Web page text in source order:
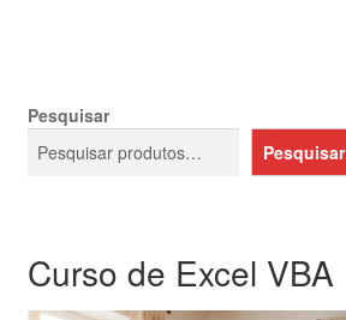
Pesquisar
Pesquisar
Curso de Excel VBA